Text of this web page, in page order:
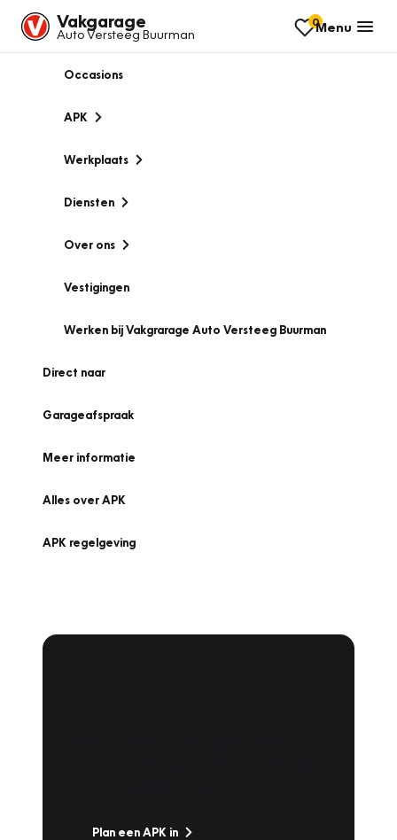
Vakgarage
Auto Versteeg Buurman
0Menu
Occasions
APK
Werkplaats
Diensten
Over ons
Vestigingen
Werken bij Vakgrarage Auto Versteeg Buurman
Direct naar
Garageafspraak
Meer informatie
Alles over APK
APK regelgeving
Plan een APK in